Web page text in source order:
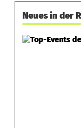
Neues in der